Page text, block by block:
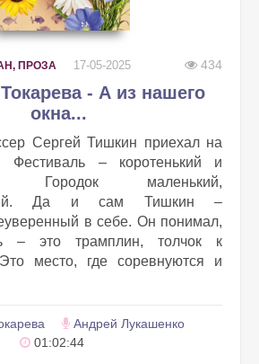
ПРОЗА 17-05-2025 434
- А из нашего
окна...
Сергей Тишкин приехал на
Фестиваль – коротенький и
Городок маленький,
Да и сам Тишкин –
в себе. Он понимал,
– это трамплин, толчок к
место, где соревнуются и
Андрей Лукашенко
01:02:44